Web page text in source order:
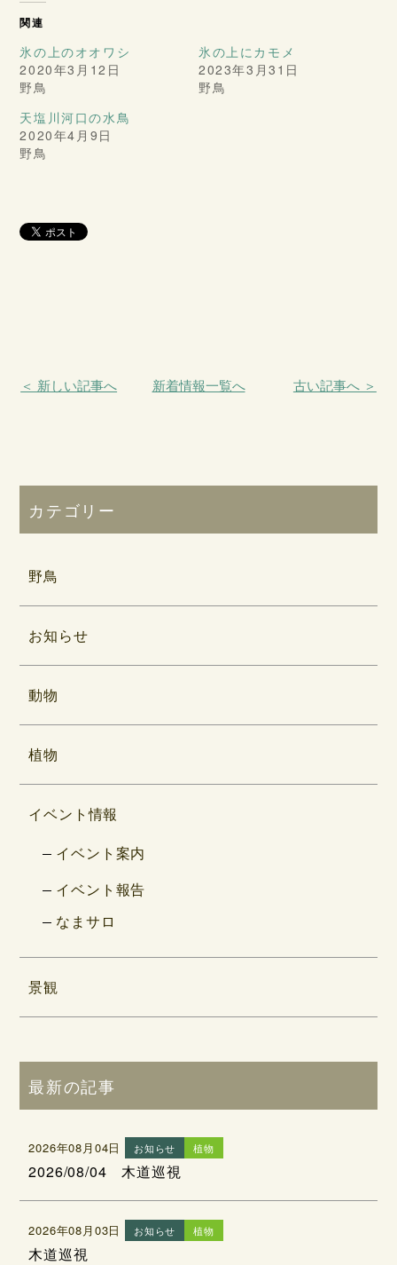
関連
氷の上のオオワシ
2020年3月12日
野鳥
氷の上にカモメ
2023年3月31日
野鳥
天塩川河口の水鳥
2020年4月9日
野鳥
＜ 新しい記事へ 新着情報一覧へ 古い記事へ ＞
カテゴリー
野鳥
お知らせ
動物
植物
イベント情報
イベント案内
イベント報告
なまサロ
景観
最新の記事
2026年08月04日 お知らせ 植物
2026/08/04 木道巡視
2026年08月03日 お知らせ 植物
木道巡視